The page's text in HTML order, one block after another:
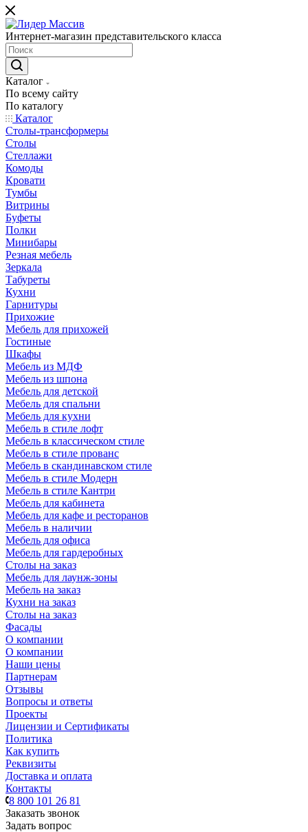
Интернет-магазин представительского класса
Каталог
По всему сайту
По каталогу
Каталог
Столы-трансформеры
Столы
Стеллажи
Комоды
Кровати
Тумбы
Витрины
Буфеты
Полки
Минибары
Резная мебель
Зеркала
Табуреты
Кухни
Гарнитуры
Прихожие
Мебель для прихожей
Гостиные
Шкафы
Мебель из МДФ
Мебель из шпона
Мебель для детской
Мебель для спальни
Мебель для кухни
Мебель в стиле лофт
Мебель в классическом стиле
Мебель в стиле прованс
Мебель в скандинавском стиле
Мебель в стиле Модерн
Мебель в стиле Кантри
Мебель для кабинета
Мебель для кафе и ресторанов
Мебель в наличии
Мебель для офиса
Мебель для гардеробных
Столы на заказ
Мебель для лаунж-зоны
Мебель на заказ
Кухни на заказ
Столы на заказ
Фасады
О компании
О компании
Наши цены
Партнерам
Отзывы
Вопросы и ответы
Проекты
Лицензии и Сертификаты
Политика
Как купить
Реквизиты
Доставка и оплата
Контакты
8 800 101 26 81
Заказать звонок
Задать вопрос